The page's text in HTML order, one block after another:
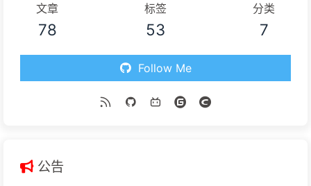
文章
78
标签
53
分类
7
Follow Me
公告